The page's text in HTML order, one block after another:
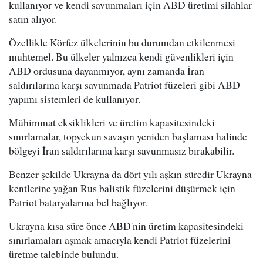
kullanıyor ve kendi savunmaları için ABD üretimi silahlar
satın alıyor.
Özellikle Körfez ülkelerinin bu durumdan etkilenmesi
muhtemel. Bu ülkeler yalnızca kendi güvenlikleri için
ABD ordusuna dayanmıyor, aynı zamanda İran
saldırılarına karşı savunmada Patriot füzeleri gibi ABD
yapımı sistemleri de kullanıyor.
Mühimmat eksiklikleri ve üretim kapasitesindeki
sınırlamalar, topyekun savaşın yeniden başlaması halinde
bölgeyi İran saldırılarına karşı savunmasız bırakabilir.
Benzer şekilde Ukrayna da dört yılı aşkın süredir Ukrayna
kentlerine yağan Rus balistik füzelerini düşürmek için
Patriot bataryalarına bel bağlıyor.
Ukrayna kısa süre önce ABD'nin üretim kapasitesindeki
sınırlamaları aşmak amacıyla kendi Patriot füzelerini
üretme talebinde bulundu.